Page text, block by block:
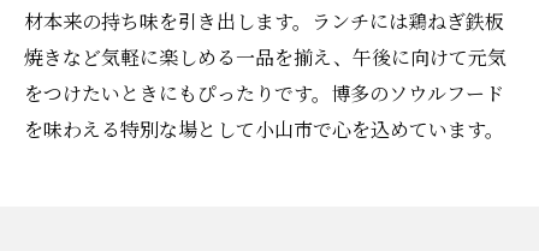
材本来の持ち味を引き出します。ランチには鶏ねぎ鉄板
焼きなど気軽に楽しめる一品を揃え、午後に向けて元気
をつけたいときにもぴったりです。博多のソウルフード
を味わえる特別な場として小山市で心を込めています。